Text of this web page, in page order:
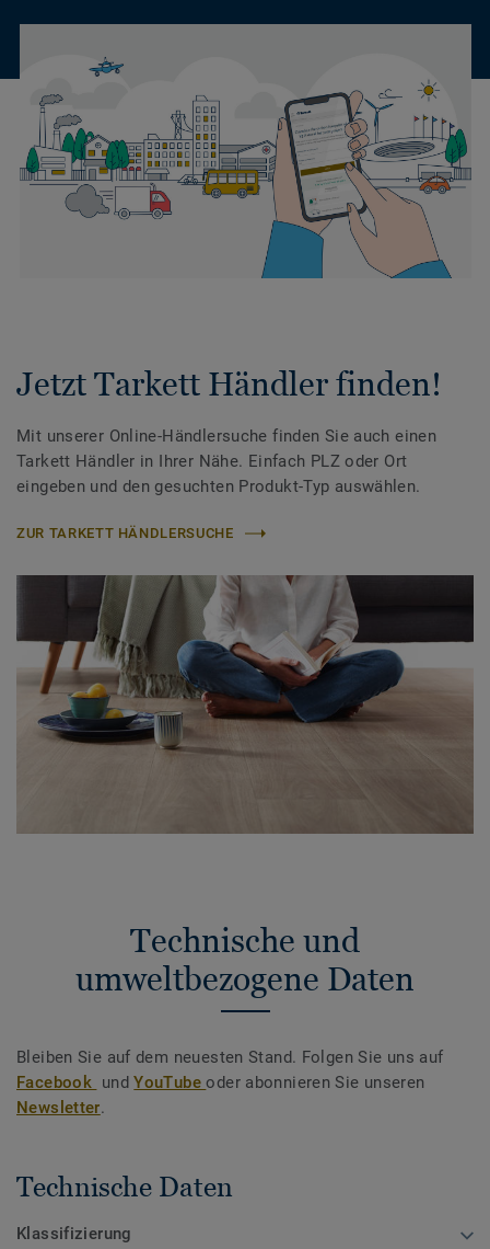
Jetzt Tarkett Händler finden!
Mit unserer Online-Händlersuche finden Sie auch einen
Tarkett Händler in Ihrer Nähe. Einfach PLZ oder Ort
eingeben und den gesuchten Produkt-Typ auswählen.
ZUR TARKETT HÄNDLERSUCHE
Technische und
umweltbezogene Daten
Bleiben Sie auf dem neuesten Stand. Folgen Sie uns auf
Facebook undYouTubeoder abonnieren Sie unseren
Newsletter.
Technische Daten
Klassifizierung